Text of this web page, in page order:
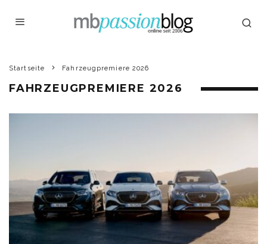
Startseite Fahrzeugpremiere 2026
FAHRZEUGPREMIERE 2026